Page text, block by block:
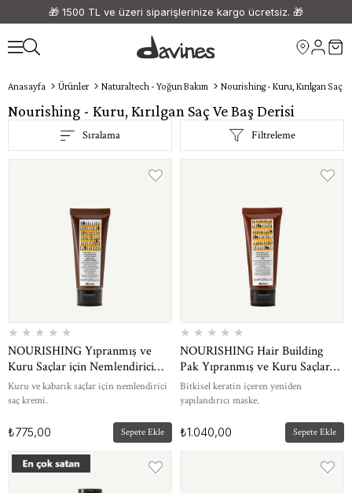
🎁 1500 TL ve üzeri siparişlerinize kargo ücretsiz. 🎁
Anasayfa Ürünler Naturaltech - Yoğun Bakım Nourishing - Kuru, Kırılgan Saç
Nourishing - Kuru, Kırılgan Saç Ve Baş Derisi
Filtreleme
Sıralama
★ ★ ★ ★ ★
NOURISHING Yıpranmış ve
Kuru Saçlar için Nemlendirici
Saç Kremi 60 ml
Kuru ve kabarık saçlar için nemlendirici
saç kremi.
₺775,00 Sepete Ekle
★ ★ ★ ★ ★
NOURISHING Hair Building
Pak Yıpranmış ve Kuru Saçlar
için Yeniden Yapılandırıcı Saç
Maskesi 60 ml
Bitkisel keratin içeren yeniden
yapılandırıcı maske.
₺1.040,00 Sepete Ekle